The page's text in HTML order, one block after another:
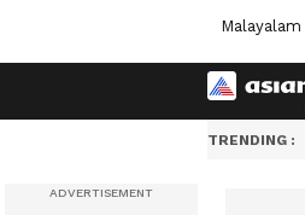
Malayalam
TRENDING :